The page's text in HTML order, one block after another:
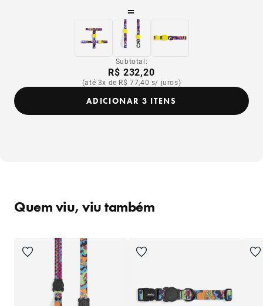
=
Subtotal:
R$ 232,20
(até 3x de R$ 77,40 s/ juros)
ADICIONAR 3 ITENS
Quem viu, viu também